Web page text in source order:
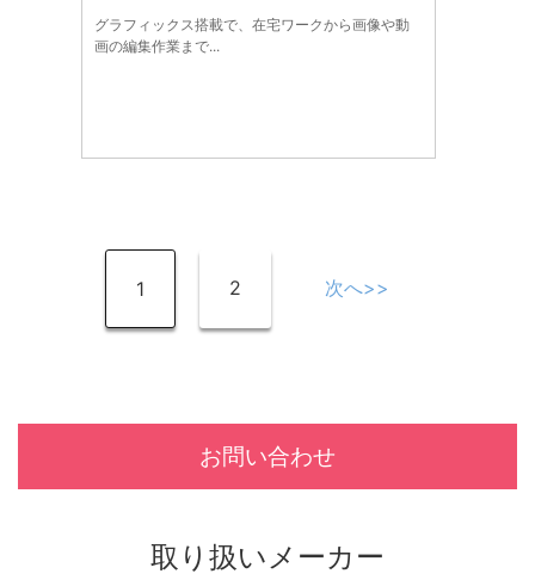
グラフィックス搭載で、在宅ワークから画像や動
画の編集作業まで...
1 2 次へ>>
お問い合わせ
取り扱いメーカー